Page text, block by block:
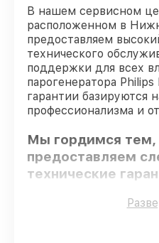
В нашем сервисном
расположенном в
предоставляем
технического
поддержки для всех
парогенератора
гарантии базируются
профессионализма и
Мы гордимся тем,
предоставляем
технические